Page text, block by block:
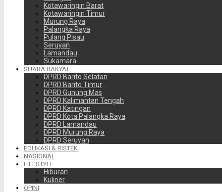
Kotawaringin Barat
Kotawaringin Timur
Murung Raya
Palangka Raya
Pulang Pisau
Seruyan
Lamandau
Sukamara
SUARA RAKYAT
DPRD Barito Selatan
DPRD Barito Timur
DPRD Gunung Mas
DPRD Kalimantan Tengah
DPRD Katingan
DPRD Kota Palangka Raya
DPRD Lamandau
DPRD Murung Raya
DPRD Seruyan
EDUKASI & RISTEK
NASIONAL
LIFESTYLE
Hiburan
Kuliner
OPINI